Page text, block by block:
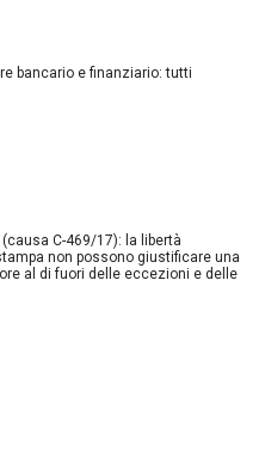
bancario e finanziario: tutti
C-469/17): la libertà
non possono giustificare una
al di fuori delle eccezioni e delle